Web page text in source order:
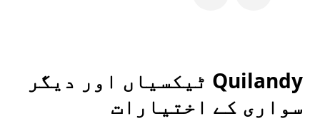
Quilandy ٹیکسیاں اور دیگر
سواری کے اختیارات